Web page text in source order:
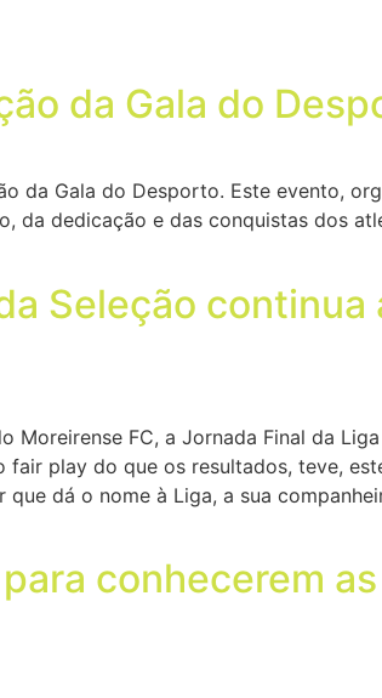
da Gala do
da Gala do Desporto. Este evento,
da dedicação e das conquistas dos
Seleção continua
FC, a Jornada Final da
play do que os resultados, teve,
dá o nome à Liga, a sua
conhecerem as